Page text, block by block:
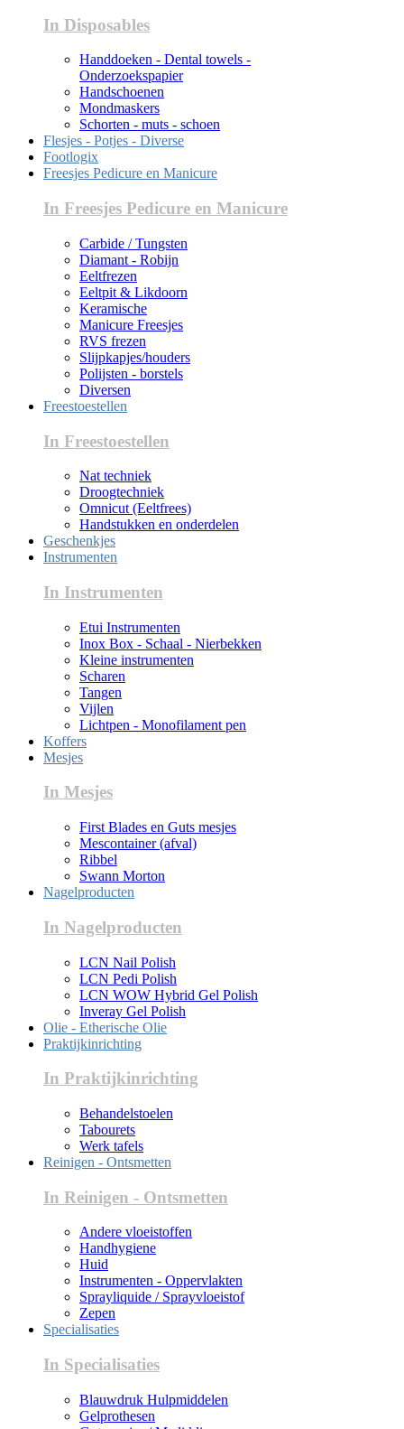
In Disposables
Handdoeken - Dental towels -
Onderzoekspapier
Handschoenen
Mondmaskers
Schorten - muts - schoen
Flesjes - Potjes - Diverse
Footlogix
Freesjes Pedicure en Manicure
In Freesjes Pedicure en Manicure
Carbide / Tungsten
Diamant - Robijn
Eeltfrezen
Eeltpit & Likdoorn
Keramische
Manicure Freesjes
RVS frezen
Slijpkapjes/houders
Polijsten - borstels
Diversen
Freestoestellen
In Freestoestellen
Nat techniek
Droogtechniek
Omnicut (Eeltfrees)
Handstukken en onderdelen
Geschenkjes
Instrumenten
In Instrumenten
Etui Instrumenten
Inox Box - Schaal - Nierbekken
Kleine instrumenten
Scharen
Tangen
Vijlen
Lichtpen - Monofilament pen
Koffers
Mesjes
In Mesjes
First Blades en Guts mesjes
Mescontainer (afval)
Ribbel
Swann Morton
Nagelproducten
In Nagelproducten
LCN Nail Polish
LCN Pedi Polish
LCN WOW Hybrid Gel Polish
Inveray Gel Polish
Olie - Etherische Olie
Praktijkinrichting
In Praktijkinrichting
Behandelstoelen
Tabourets
Werk tafels
Reinigen - Ontsmetten
In Reinigen - Ontsmetten
Andere vloeistoffen
Handhygiene
Huid
Instrumenten - Oppervlakten
Sprayliquide / Sprayvloeistof
Zepen
Specialisaties
In Specialisaties
Blauwdruk Hulpmiddelen
Gelprothesen